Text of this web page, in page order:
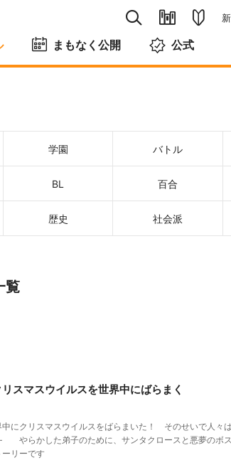
まもなく公開 公式
学園 バトル
BL 百合
歴史 社会派
覧
スマスウイルスを世界中にばらまく
中にクリスマスウイルスをばらまいた！ そのせいで人
らかした弟子のために、サンタクロースと悪夢のボス
リーです